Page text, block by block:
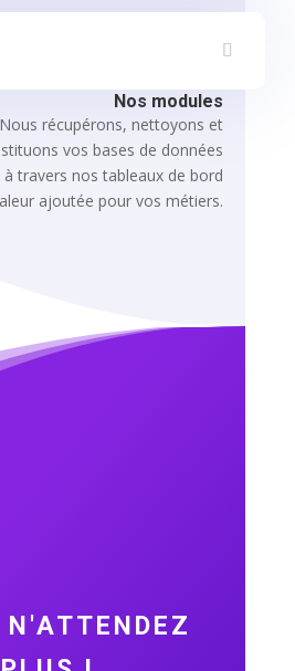
Nos modules
Nous récupérons, nettoyons et
vos bases de données
à travers nos tableaux de bord
ajoutée pour vos métiers.
N'ATTENDEZ